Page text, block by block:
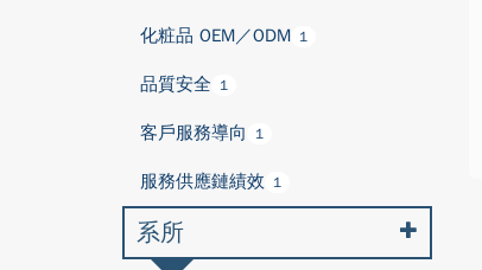
化粧品 OEM／ODM 1
品質安全 1
客戶服務導向 1
服務供應鏈績效 1
系所